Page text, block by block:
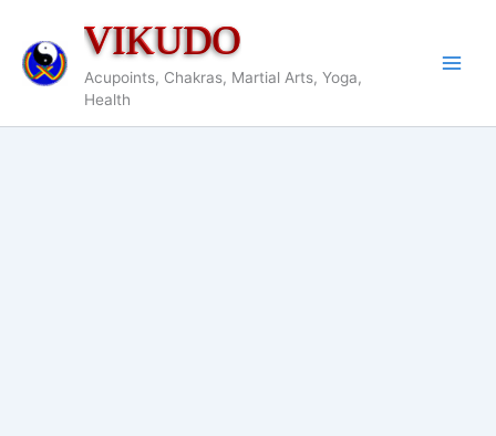
contenu
VIKUDO
Acupoints, Chakras, Martial Arts, Yoga,
Health